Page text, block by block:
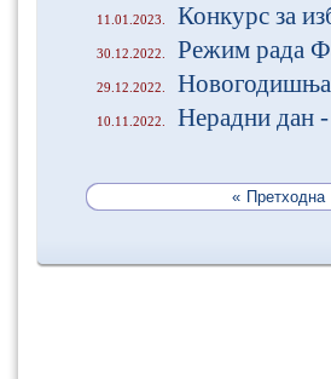
11.01.2023. Конкурс за
30.12.2022. Режим рада
29.12.2022. Новогодишња
10.11.2022. Нерадни дан
« Претходна